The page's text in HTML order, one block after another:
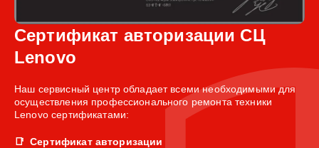
Сертификат авторизации СЦ
Lenovo
Наш сервисный центр обладает всеми необходимыми для
осуществления профессионального ремонта техники
Lenovo сертификатами:
Сертификат авторизации